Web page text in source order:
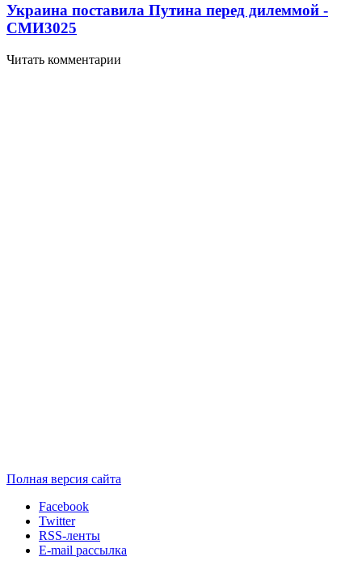
Украина поставила Путина перед дилеммой -
СМИ3025
Читать комментарии
Полная версия сайта
Facebook
Twitter
RSS-ленты
E-mail рассылка